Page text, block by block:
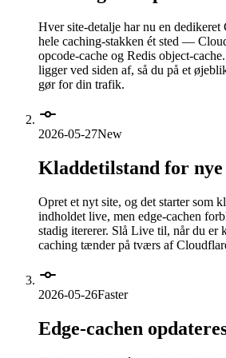
Hver site-detalje har nu en dedikeret
hele caching-stakken ét sted —
opcode-cache og Redis object-
ligger ved siden af, så du på et
gør for din trafik.
2026-05-27New
Kladdetilstand for nye
Opret et nyt site, og det starter som
indholdet live, men edge-cachen
stadig itererer. Slå Live til, når du
caching tænder på tværs af
2026-05-26Faster
Edge-cachen